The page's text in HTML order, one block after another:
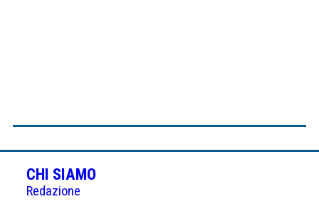
CHI SIAMO
Redazione